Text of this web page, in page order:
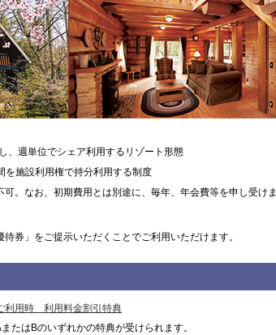
、週単位でシェア利用するリゾート形態
を施設利用権で持分利用する制度
。なお、初期費用とは別途に、毎年、年会費等を申し受けま
券」をご提示いただくことでご利用いただけます。
利用時 利用料金割引特典
たはBのいずれかの特典が受けられます。